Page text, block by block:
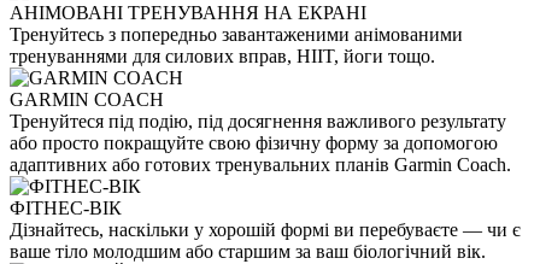
АНІМОВАНІ ТРЕНУВАННЯ НА ЕКРАНІ
Тренуйтесь з попередньо завантаженими анімованими
тренуваннями для силових вправ, HIIT, йоги тощо.
GARMIN COACH
Тренуйтеся під подію, під досягнення важливого результату
або просто покращуйте свою фізичну форму за допомогою
адаптивних або готових тренувальних планів Garmin Coach.
ФІТНЕС-ВІК
Дізнайтесь, наскільки у хорошій формі ви перебуваєте — чи є
ваше тіло молодшим або старшим за ваш біологічний вік.